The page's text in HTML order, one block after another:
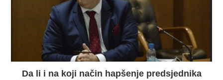
Da li i na koji način hapšenje predsjednika